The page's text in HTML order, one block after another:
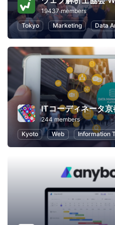
19437 members
Tokyo
Marketing Data
244 members
Kyoto
Web Information